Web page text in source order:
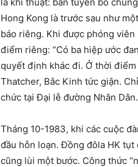
Hong Kong là trước sau như
báo riêng. Khi được phóng
điểm riêng: “Có ba hiệp ước
quyết định khác đi. Ở thời điểm
Thatcher, Bắc Kinh tức giận.
chức tại Đại lễ đường Nhân Dân.
Tháng 10-1983, khi các cuộc
đầu hỗn loạn. Đồng đôla HK
cũng lùi một bước. Công thức